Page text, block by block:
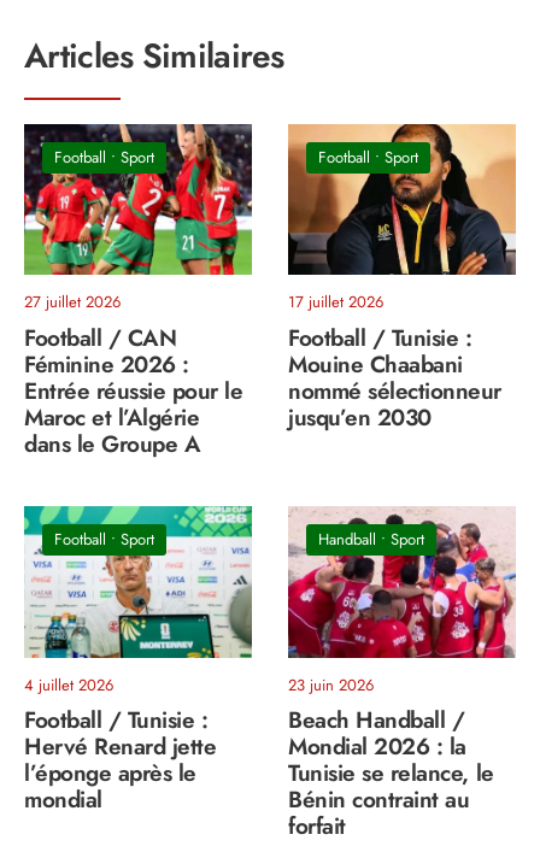
Articles Similaires
Football • Sport
27 juillet 2026
Football / CAN
Féminine 2026 :
Entrée réussie pour le
Maroc et l’Algérie
dans le Groupe A
Football • Sport
17 juillet 2026
Football / Tunisie :
Mouine Chaabani
nommé sélectionneur
jusqu’en 2030
Football • Sport
4 juillet 2026
Football / Tunisie :
Hervé Renard jette
l’éponge après le
mondial
Handball • Sport
23 juin 2026
Beach Handball /
Mondial 2026 : la
Tunisie se relance, le
Bénin contraint au
forfait